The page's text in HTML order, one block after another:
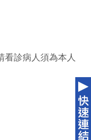
看診病人須為本人